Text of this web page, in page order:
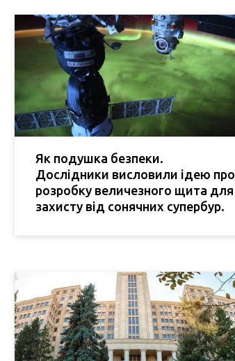
Як подушка безпеки.
Дослідники висловили ідею про
розробку величезного щита для
захисту від сонячних супербур.